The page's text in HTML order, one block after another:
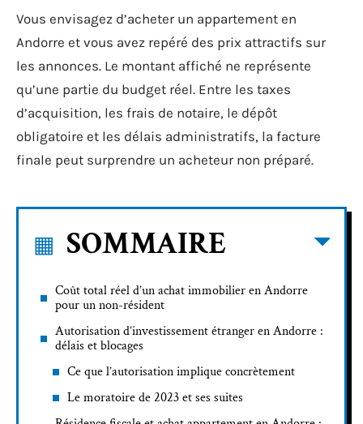
Vous envisagez d’acheter un appartement en
Andorre et vous avez repéré des prix attractifs sur
les annonces. Le montant affiché ne représente
qu’une partie du budget réel. Entre les taxes
d’acquisition, les frais de notaire, le dépôt
obligatoire et les délais administratifs, la facture
finale peut surprendre un acheteur non préparé.
SOMMAIRE
Coût total réel d’un achat immobilier en Andorre
pour un non-résident
Autorisation d’investissement étranger en Andorre :
délais et blocages
Ce que l’autorisation implique concrètement
Le moratoire de 2023 et ses suites